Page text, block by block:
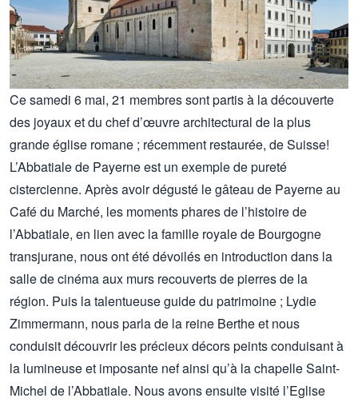
Ce samedi 6 mai, 21 membres sont partis à la découverte
des joyaux et du chef d’œuvre architectural de la plus
grande église romane ; récemment restaurée, de Suisse!
L’Abbatiale de Payerne est un exemple de pureté
cistercienne. Après avoir dégusté le gâteau de Payerne au
Café du Marché, les moments phares de l’histoire de
l’Abbatiale, en lien avec la famille royale de Bourgogne
transjurane, nous ont été dévoilés en introduction dans la
salle de cinéma aux murs recouverts de pierres de la
région. Puis la talentueuse guide du patrimoine ; Lydie
Zimmermann, nous parla de la reine Berthe et nous
conduisit découvrir les précieux décors peints conduisant à
la lumineuse et imposante nef ainsi qu’à la chapelle Saint-
Michel de l’Abbatiale. Nous avons ensuite visité l’Eglise